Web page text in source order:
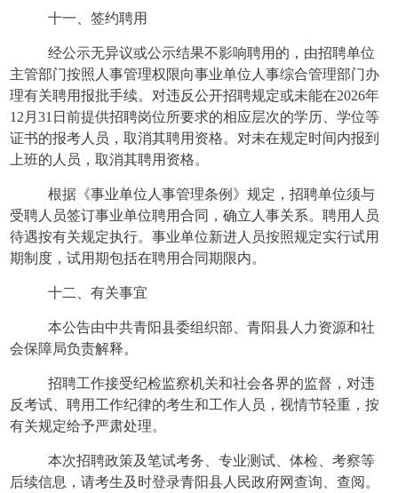
十一、签约聘用
经公示无异议或公示结果不影响聘用的，由招聘单位
主管部门按照人事管理权限向事业单位人事综合管理部门办
理有关聘用报批手续。对违反公开招聘规定或未能在2026年
12月31日前提供招聘岗位所要求的相应层次的学历、学位等
证书的报考人员，取消其聘用资格。对未在规定时间内报到
上班的人员，取消其聘用资格。
根据《事业单位人事管理条例》规定，招聘单位须与
受聘人员签订事业单位聘用合同，确立人事关系。聘用人员
待遇按有关规定执行。事业单位新进人员按照规定实行试用
期制度，试用期包括在聘用合同期限内。
十二、有关事宜
本公告由中共青阳县委组织部、青阳县人力资源和社
会保障局负责解释。
招聘工作接受纪检监察机关和社会各界的监督，对违
反考试、聘用工作纪律的考生和工作人员，视情节轻重，按
有关规定给予严肃处理。
本次招聘政策及笔试考务、专业测试、体检、考察等
后续信息，请考生及时登录青阳县人民政府网查询、查阅。